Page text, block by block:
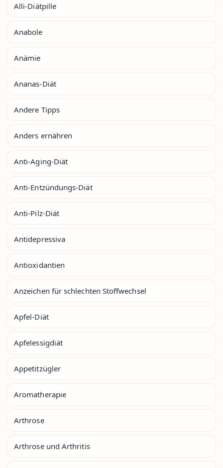
Alli-Diätpille
Anabole
Anämie
Ananas-Diät
Andere Tipps
Anders ernähren
Anti-Aging-Diät
Anti-Entzündungs-Diät
Anti-Pilz-Diät
Antidepressiva
Antioxidantien
Anzeichen für schlechten Stoffwechsel
Apfel-Diät
Apfelessigdiät
Appetitzügler
Aromatherapie
Arthrose
Arthrose und Arthritis